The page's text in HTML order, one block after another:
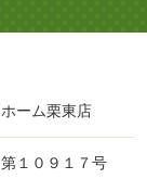
ーム栗東店
１０９１７号